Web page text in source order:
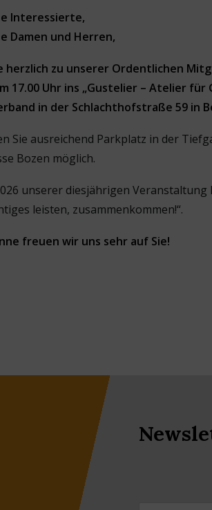
Interessierte,
Damen und Herren,
herzlich zu unserer Ordentlichen
17.00 Uhr ins „Gustelier – Atelier
in der Schlachthofstraße 59 in
Sie ausreichend Parkplatz in der
Bozen möglich.
unserer diesjährigen
leisten, zusammenkommen!“.
freuen wir uns sehr auf Sie!